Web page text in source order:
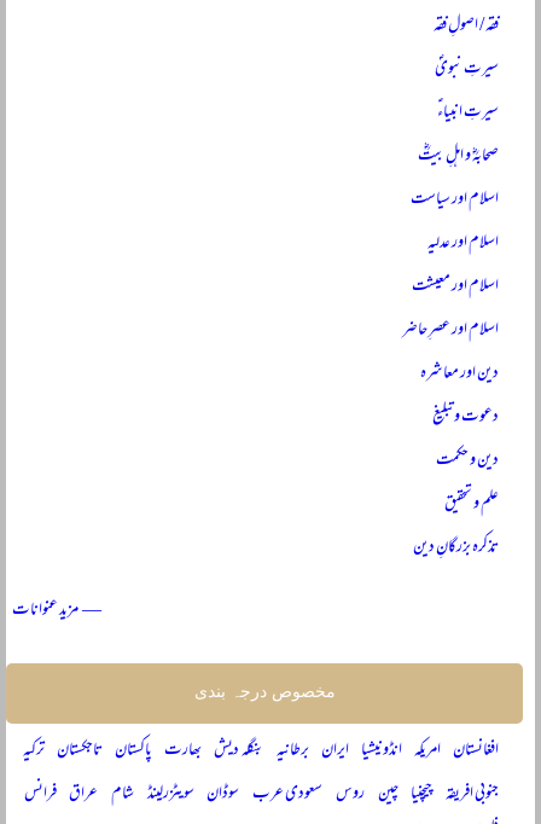
فقہ / اصولِ فقہ
سیرتِ نبویؐ
سیرتِ انبیاءؑ
صحابہؓ و اہلِ بیتؓ
اسلام اور سیاست
اسلام اور عدلیہ
اسلام اور معیشت
اسلام اور عصرِ حاضر
دین اور معاشرہ
دعوت و تبلیغ
دین و حکمت
علم و تحقیق
تذکرہ بزرگانِ دین
— مزید عنوانات
مخصوص درجہ بندی
افغانستان امریکہ انڈونیشیا ایران برطانیہ بنگلہ دیش بھارت پاکستان تاجکستان ترکیہ
جنوبی افریقہ چیچنیا چین روس سعودی عرب سوڈان سویٹزرلینڈ شام عراق فرانس